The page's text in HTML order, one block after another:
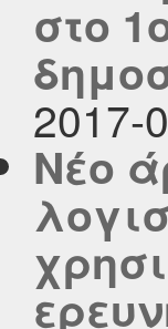
στο
2017-
Νέο